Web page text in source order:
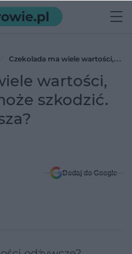
Czekolada ma wiele wartości, ale
wartości,
szkodzić.
Dodaj do Google